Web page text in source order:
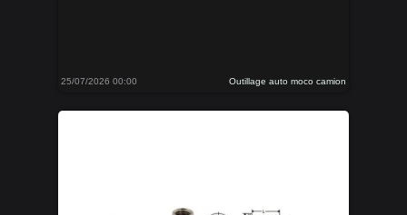
25/07/2026 00:00 Outillage auto moco camion